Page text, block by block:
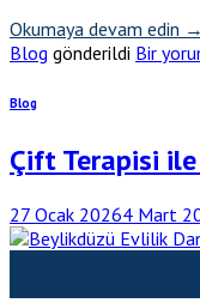
Okumaya devam edin →
Blog gönderildi Bir
Blog
Çift Terapisi
27 Ocak 20264 Mart